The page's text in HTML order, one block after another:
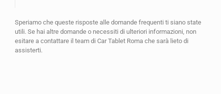
Speriamo che queste risposte alle domande frequenti ti siano state
utili. Se hai altre domande o necessiti di ulteriori informazioni, non
esitare a contattare il team di Car Tablet Roma che sarà lieto di
assisterti.